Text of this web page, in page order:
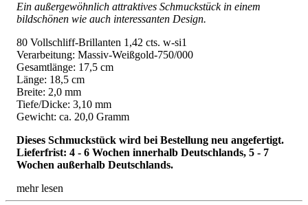
Ein außergewöhnlich attraktives Schmuckstück in einem
bildschönen wie auch interessanten Design.
80 Vollschliff-Brillanten 1,42 cts. w-si1
Verarbeitung: Massiv-Weißgold-750/000
Gesamtlänge: 17,5 cm
Länge: 18,5 cm
Breite: 2,0 mm
Tiefe/Dicke: 3,10 mm
Gewicht: ca. 20,0 Gramm
Dieses Schmuckstück wird bei Bestellung neu angefertigt.
Lieferfrist: 4 - 6 Wochen innerhalb Deutschlands, 5 - 7
Wochen außerhalb Deutschlands.
mehr lesen